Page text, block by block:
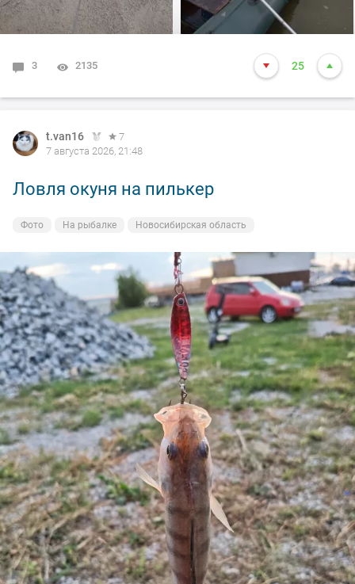
вам нхнч!!!
3 2135 25
t.van16
7
7 августа 2026, 21:48
Ловля окуня на пилькер
Фото На рыбалке Новосибирская область